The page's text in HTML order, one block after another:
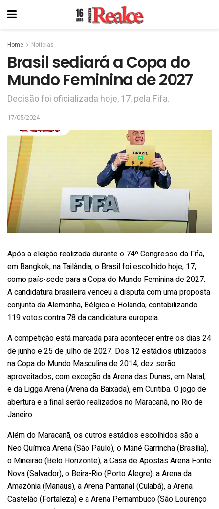
Home Notícias
Brasil sediará a Copa do
Mundo Feminina de 2027
Decisão foi oficializada hoje, 17, pela Fifa.
17/05/2024
Após a eleição realizada durante o 74º Congresso da Fifa,
em Bangkok, na Tailândia, o Brasil foi escolhido hoje, 17,
como país-sede para a Copa do Mundo Feminina de 2027.
A candidatura brasileira venceu a disputa com uma proposta
conjunta da Alemanha, Bélgica e Holanda, contabilizando
119 votos contra 78 da candidatura europeia.
A competição está marcada para acontecer entre os dias 24
de junho e 25 de julho de 2027. Dos 12 estádios utilizados
na Copa do Mundo Masculina de 2014, dez serão
aproveitados, com exceção da Arena das Dunas, em Natal,
e da Ligga Arena (Arena da Baixada), em Curitiba. O jogo de
abertura e a final serão realizados no Maracanã, no Rio de
Janeiro.
Além do Maracanã, os outros estádios escolhidos são a
Neo Química Arena (São Paulo), o Mané Garrincha (Brasília),
o Mineirão (Belo Horizonte), a Casa de Apostas Arena Fonte
Nova (Salvador), o Beira-Rio (Porto Alegre), a Arena da
Amazônia (Manaus), a Arena Pantanal (Cuiabá), a Arena
Castelão (Fortaleza) e a Arena Pernambuco (São Lourenço